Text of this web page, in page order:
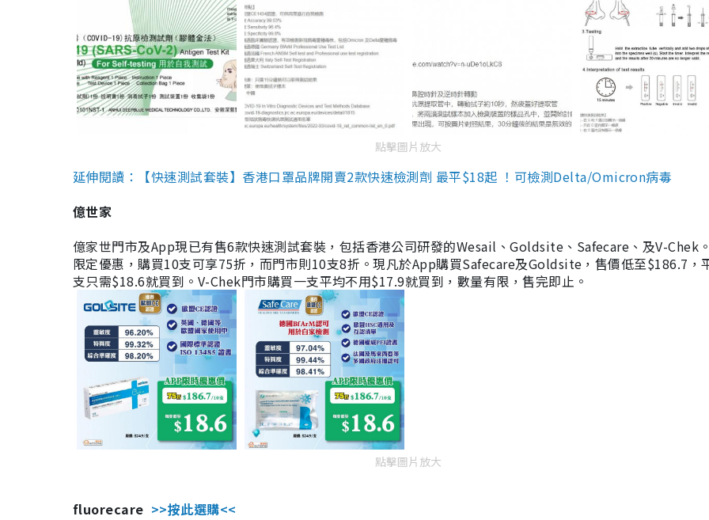
點擊圖片放大
延伸閱讀：【快速測試套裝】香港口罩品牌開賣2款快速檢測劑 最平$18起 ！可檢測Delta/Omicron病毒
億世家
億家世門市及App現已有售6款快速測試套裝，包括香港公司研發的Wesail、Goldsite、Safecare、及V-Chek
限定優惠，購買10支可享75折，而門市則10支8折。現凡於App購買Safecare及Goldsite，售價低至$186.7，
支只需$18.6就買到。V-Chek門市購買一支平均不用$17.9就買到，數量有限，售完即止。
點擊圖片放大
fluorecare >>按此選購<<